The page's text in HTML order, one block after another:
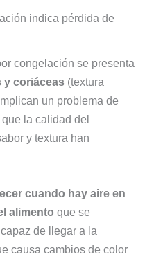
indica pérdida de
congelación se presenta
y coriáceas (textura
un problema de
la calidad del
y textura han
cuando hay aire en
alimentoque se
de llegar a la
causa cambios de color